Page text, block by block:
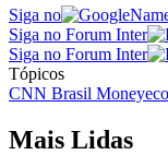
Siga no
Siga no Forum Inter
Siga no Forum Inter
Tópicos
CNN Brasil Money
Mais Lidas